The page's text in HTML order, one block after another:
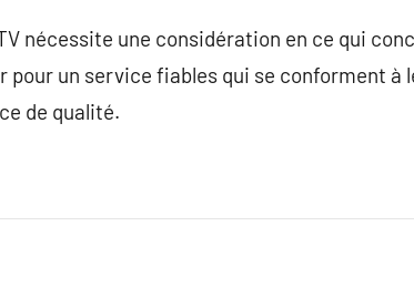
nécessite une considération en ce qui
un service fiables qui se conforment à
de qualité.